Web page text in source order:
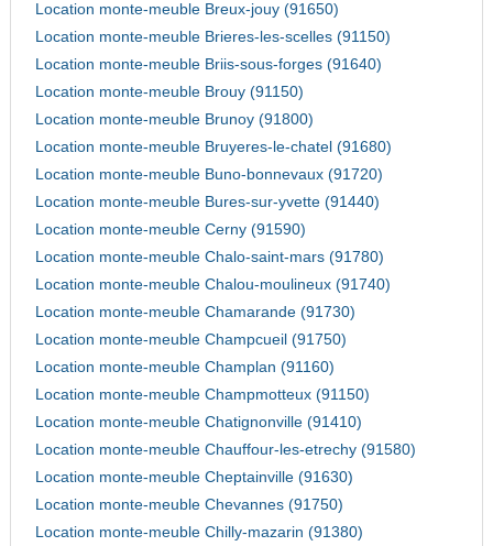
Location monte-meuble Breux-jouy (91650)
Location monte-meuble Brieres-les-scelles (91150)
Location monte-meuble Briis-sous-forges (91640)
Location monte-meuble Brouy (91150)
Location monte-meuble Brunoy (91800)
Location monte-meuble Bruyeres-le-chatel (91680)
Location monte-meuble Buno-bonnevaux (91720)
Location monte-meuble Bures-sur-yvette (91440)
Location monte-meuble Cerny (91590)
Location monte-meuble Chalo-saint-mars (91780)
Location monte-meuble Chalou-moulineux (91740)
Location monte-meuble Chamarande (91730)
Location monte-meuble Champcueil (91750)
Location monte-meuble Champlan (91160)
Location monte-meuble Champmotteux (91150)
Location monte-meuble Chatignonville (91410)
Location monte-meuble Chauffour-les-etrechy (91580)
Location monte-meuble Cheptainville (91630)
Location monte-meuble Chevannes (91750)
Location monte-meuble Chilly-mazarin (91380)